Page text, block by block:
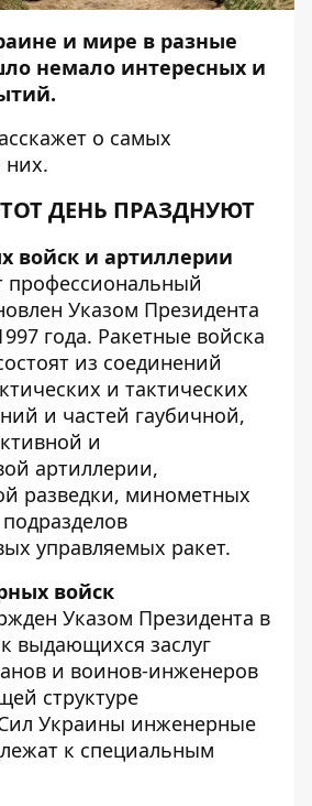
и мире в разные
немало интересных и
о самых
них.
ДЕНЬ ПРАЗДНУЮТ
войск и артиллерии
профессиональный
Указом Президента
года. Ракетные войска
из соединений
и тактических
и частей гаубичной,
и
артиллерии,
разведки, минометных
управляемых ракет.
войск
Указом Президента в
выдающихся заслуг
и воинов-инженеров
структуре
Украины инженерные
к специальным